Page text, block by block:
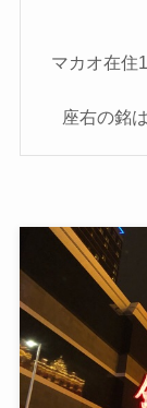
マカオ在住
座右の銘